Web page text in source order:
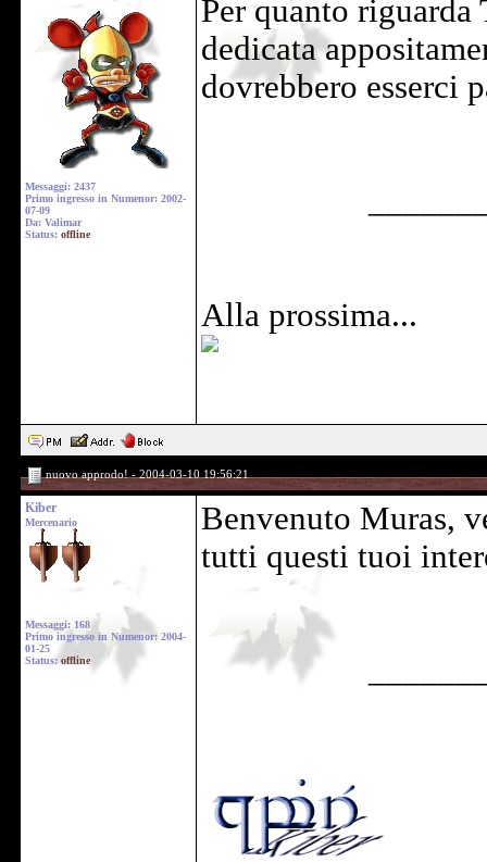
Messaggi: 2437
Primo ingresso in Numenor: 2002-
07-09
Da: Valimar
Status: offline
Per quanto
dedicata
dovrebbero esserci
Alla prossima...
nuovo approdo! - 2004-03-10 19:56:21
Kiber
Mercenario
Messaggi: 168
Primo ingresso in Numenor: 2004-
01-25
Status: offline
Benvenuto Muras,
tutti questi tuoi